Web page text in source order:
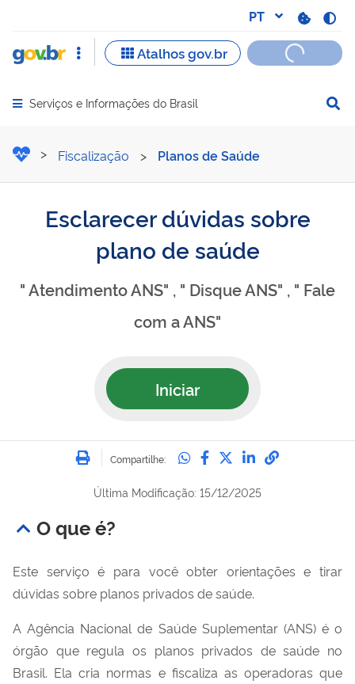
Abrir menu principal de navegação
Serviços e Informações do Brasil
Esclarecer dúvidas sobre
Fiscalização > Planos de Saúde
Esclarecer dúvidas sobre
plano de saúde
" Atendimento ANS" , " Disque ANS" , " Fale
com a ANS"
Iniciar
Imprimir
Compartilhe: Compartilhe no
Compartilhe no
Compartilhe no
Compartilhe
Última Modificação: 15/12/2025
O que é?
Este serviço é para você obter orientações e tirar
dúvidas sobre planos privados de saúde.
A Agência Nacional de Saúde Suplementar (ANS) é o
órgão que regula os planos privados de saúde no
Brasil. Ela cria normas e fiscaliza as operadoras que